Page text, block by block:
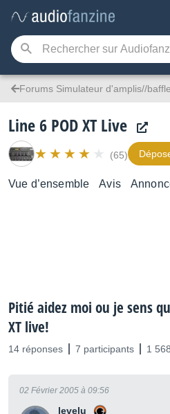
Forums Simulateur d'amplis//
Line 6 POD XT Live
(65)
Vue d’ensemble Avis
Pitié aidez moi ou je sens
XT live!
14 réponses 7 participants 1
levelu
02 Février 2005 à 09:56